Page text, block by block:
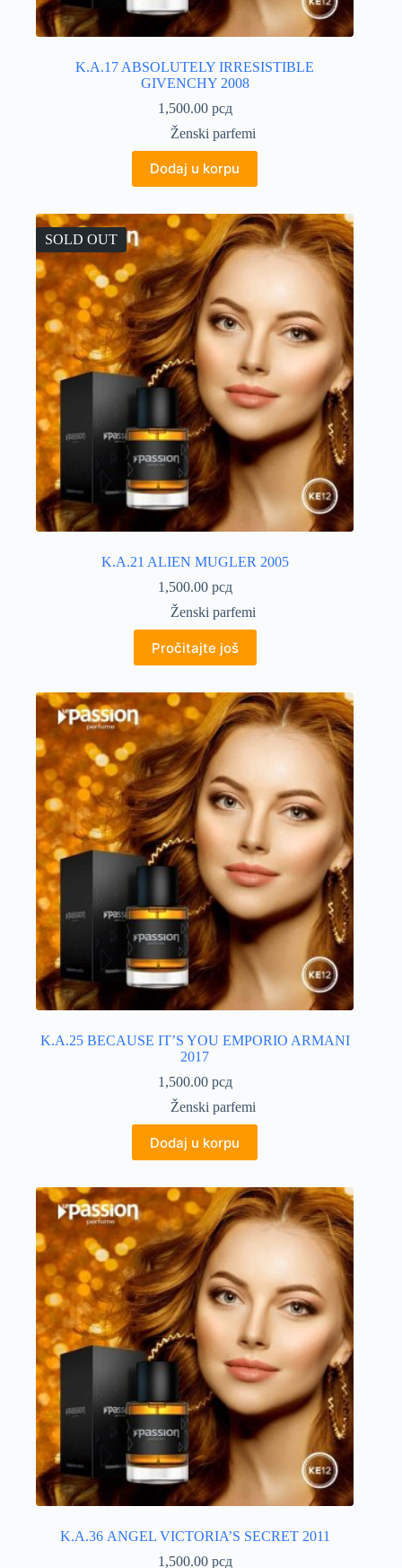
K.A.17 ABSOLUTELY IRRESISTIBLE
GIVENCHY 2008
1,500.00 рсд
Ženski parfemi
Dodaj u korpu
SOLD OUT
K.A.21 ALIEN MUGLER 2005
1,500.00 рсд
Ženski parfemi
Pročitajte još
K.A.25 BECAUSE IT’S YOU EMPORIO ARMANI
2017
1,500.00 рсд
Ženski parfemi
Dodaj u korpu
K.A.36 ANGEL VICTORIA’S SECRET 2011
1,500.00 рсд